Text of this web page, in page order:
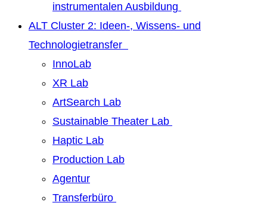
instrumentalen Ausbildung
ALT Cluster 2: Ideen-, Wissens- und
Technologietransfer
InnoLab
XR Lab
ArtSearch Lab
Sustainable Theater Lab
Haptic Lab
Production Lab
Agentur
Transferbüro